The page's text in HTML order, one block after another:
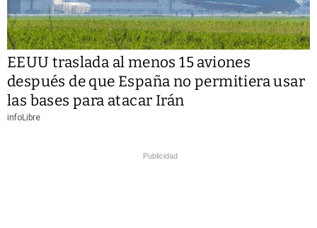
EEUU traslada al menos 15 aviones
después de que España no permitiera usar
las bases para atacar Irán
infoLibre
Publicidad